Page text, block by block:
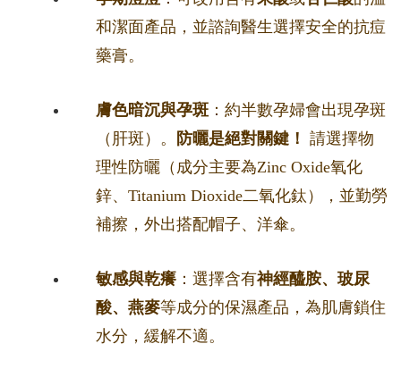
和潔面產品，並諮詢醫生選擇安全的抗痘
藥膏。
膚色暗沉與孕斑 ：約半數孕婦會出現孕斑
（肝斑）。
防曬是絕對關鍵！ 請選擇物
理性防曬（成分主要為Zinc Oxide氧化
鋅、Titanium Dioxide二氧化鈦），並勤勞
補擦，外出搭配帽子、洋傘。
敏感與乾癢 ：選擇含有神經醯胺、玻尿
酸、燕麥等成分的保濕產品，為肌膚鎖住
水分，緩解不適。